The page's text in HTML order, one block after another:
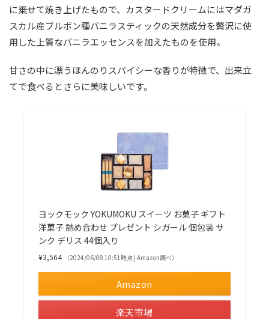
に乗せて焼き上げたもので、カスタードクリームにはマダガ
スカル産ブルボン種バニラスティックの天然成分を贅沢に使
用した上質なバニラエッセンスを加えたものを使用。
甘さの中に漂うほんのりスパイシーな香りが特徴で、出来立
てで食べるとさらに美味しいです。
ヨックモック YOKUMOKU スイーツ お菓子 ギフト
洋菓子 詰め合わせ プレゼント シガール 個包装 サ
ンク デリス 44個入り
¥3,564 （2024/06/08 10:51時点 | Amazon調べ）
Amazon
楽天市場